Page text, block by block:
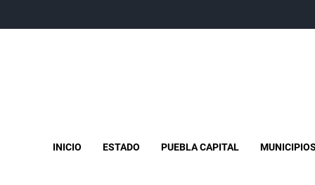
INICIO ESTADO PUEBLA CAPITAL MUNICIPIOS